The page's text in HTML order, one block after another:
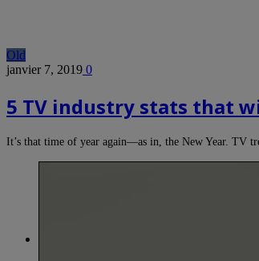
Old
janvier 7, 2019 0
5 TV industry stats that
It’s that time of year again—as in, the New Year. TV